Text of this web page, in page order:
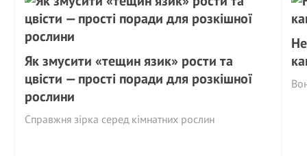
Як змусити «тещин язик» рости та
цвісти — прості поради для розкішної
рослини
Cправжня зірка серед кімнатних рослин